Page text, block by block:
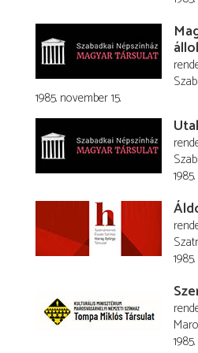
1985. november 15.